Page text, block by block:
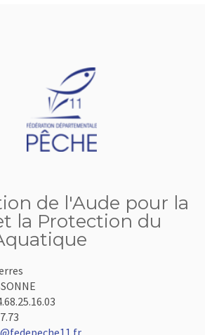
de l'Aude pour la
la Protection du